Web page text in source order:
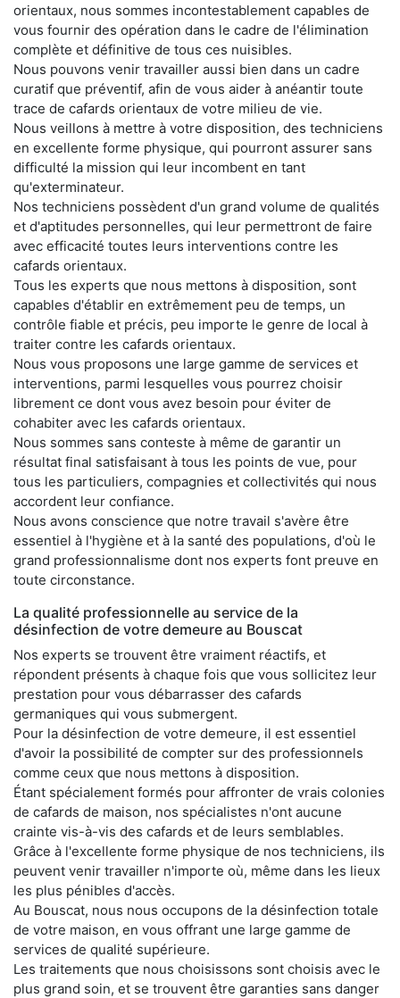
orientaux, nous sommes incontestablement capables de
vous fournir des opération dans le cadre de l'élimination
complète et définitive de tous ces nuisibles.
Nous pouvons venir travailler aussi bien dans un cadre
curatif que préventif, afin de vous aider à anéantir toute
trace de cafards orientaux de votre milieu de vie.
Nous veillons à mettre à votre disposition, des techniciens
en excellente forme physique, qui pourront assurer sans
difficulté la mission qui leur incombent en tant
qu'exterminateur.
Nos techniciens possèdent d'un grand volume de qualités
et d'aptitudes personnelles, qui leur permettront de faire
avec efficacité toutes leurs interventions contre les
cafards orientaux.
Tous les experts que nous mettons à disposition, sont
capables d'établir en extrêmement peu de temps, un
contrôle fiable et précis, peu importe le genre de local à
traiter contre les cafards orientaux.
Nous vous proposons une large gamme de services et
interventions, parmi lesquelles vous pourrez choisir
librement ce dont vous avez besoin pour éviter de
cohabiter avec les cafards orientaux.
Nous sommes sans conteste à même de garantir un
résultat final satisfaisant à tous les points de vue, pour
tous les particuliers, compagnies et collectivités qui nous
accordent leur confiance.
Nous avons conscience que notre travail s'avère être
essentiel à l'hygiène et à la santé des populations, d'où le
grand professionnalisme dont nos experts font preuve en
toute circonstance.
La qualité professionnelle au service de la
désinfection de votre demeure au Bouscat
Nos experts se trouvent être vraiment réactifs, et
répondent présents à chaque fois que vous sollicitez leur
prestation pour vous débarrasser des cafards
germaniques qui vous submergent.
Pour la désinfection de votre demeure, il est essentiel
d'avoir la possibilité de compter sur des professionnels
comme ceux que nous mettons à disposition.
Étant spécialement formés pour affronter de vrais colonies
de cafards de maison, nos spécialistes n'ont aucune
crainte vis-à-vis des cafards et de leurs semblables.
Grâce à l'excellente forme physique de nos techniciens, ils
peuvent venir travailler n'importe où, même dans les lieux
les plus pénibles d'accès.
Au Bouscat, nous nous occupons de la désinfection totale
de votre maison, en vous offrant une large gamme de
services de qualité supérieure.
Les traitements que nous choisissons sont choisis avec le
plus grand soin, et se trouvent être garanties sans danger